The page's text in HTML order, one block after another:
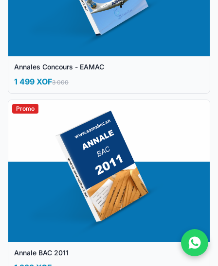
Annales Concours - EAMAC
1 499 XOF3 000
Promo
Annale BAC 2011